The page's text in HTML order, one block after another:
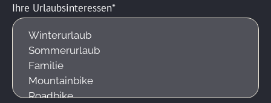
Ihre Urlaubsinteressen